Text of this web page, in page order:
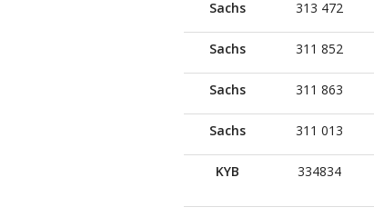
Sachs 313 472
Sachs 311 852
Sachs 311 863
Sachs 311 013
KYB 334834